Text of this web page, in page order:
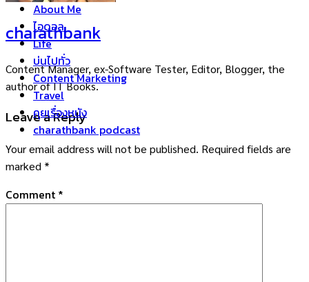
About Me
ไอดอล
Life
บ่นไปทั่ว
Content Marketing
Travel
คุยเรื่องหนัง
charathbank podcast
charathbank
Content Manager, ex-Software Tester, Editor, Blogger, the
author of IT Books.
Leave a Reply
Your email address will not be published. Required fields are
marked *
Comment *